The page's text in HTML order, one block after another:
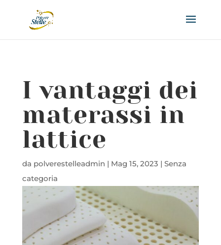
I vantaggi dei
materassi in
lattice
da polverestelleadmin | Mag 15, 2023 | Senza
categoria